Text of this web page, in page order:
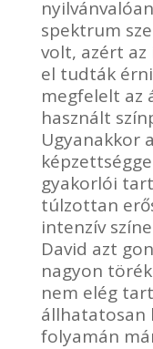
spektrum
volt, azért az
el tudták
megfelelt az
használt
Ugyanakkor
gyakorlói
túlzottan
intenzív
David azt
nagyon
nem elég
folyamán